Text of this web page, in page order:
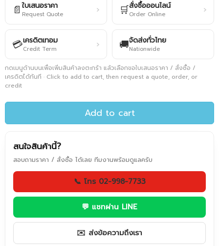
📄 ใบเสนอราคา
Request Quote › 🛒สั่งซื้อออนไลน์
Order Online ›
💳เครดิตเทอม
Credit Term › 🚚จัดส่งทั่วไทย
Nationwide
กดเมนูด้านบนเพื่อเพิ่มสินค้าลงตะกร้า แล้วเลือกขอใบเสนอราคา / สั่งซื้อ /
เครดิตได้ทันที · Click to add to cart, then request a quote, order, or
credit
Add to cart
สนใจสินค้านี้?
สอบถามราคา / สั่งซื้อ ได้เลย ทีมงานพร้อมดูแลครับ
📞 โทร 02-998-7733
💬 แชทผ่าน LINE
✉️ ส่งข้อความถึงเรา